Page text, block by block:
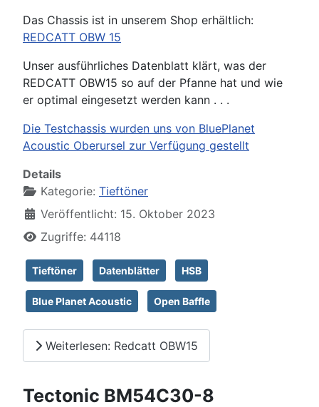
Das Chassis ist in unserem Shop erhältlich:
REDCATT OBW 15
Unser ausführliches Datenblatt klärt, was der
REDCATT OBW15 so auf der Pfanne hat und wie
er optimal eingesetzt werden kann . . .
Die Testchassis wurden uns von BluePlanet
Acoustic Oberursel zur Verfügung gestellt
Details
Kategorie: Tieftöner
Veröffentlicht: 15. Oktober 2023
Zugriffe: 44118
Tieftöner Datenblätter HSB
Blue Planet Acoustic Open Baffle
Weiterlesen: Redcatt OBW15
Tectonic BM54C30-8